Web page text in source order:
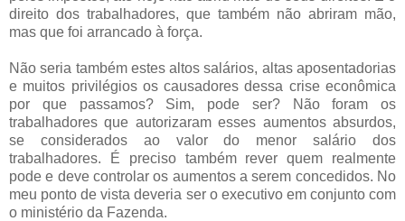
direito dos trabalhadores, que também não abriram mão,
mas que foi arrancado à força.
Não seria também estes altos salários, altas aposentadorias
e muitos privilégios os causadores dessa crise econômica
por que passamos? Sim, pode ser? Não foram os
trabalhadores que autorizaram esses aumentos absurdos,
se considerados ao valor do menor salário dos
trabalhadores. É preciso também rever quem realmente
pode e deve controlar os aumentos a serem concedidos. No
meu ponto de vista deveria ser o executivo em conjunto com
o ministério da Fazenda.